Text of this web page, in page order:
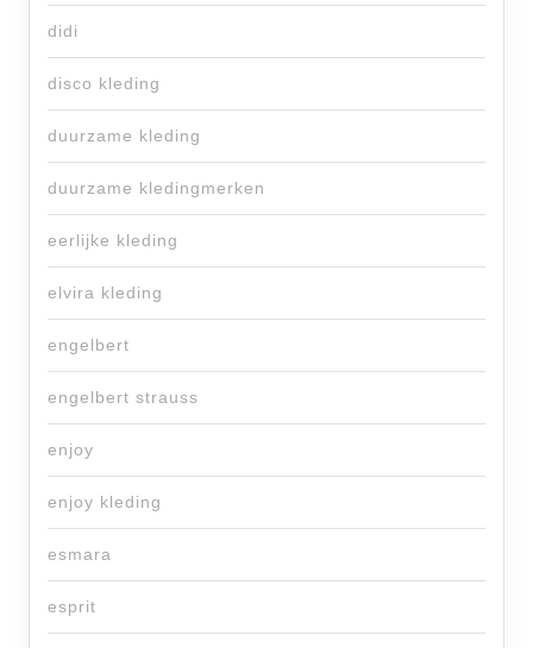
didi
disco kleding
duurzame kleding
duurzame kledingmerken
eerlijke kleding
elvira kleding
engelbert
engelbert strauss
enjoy
enjoy kleding
esmara
esprit